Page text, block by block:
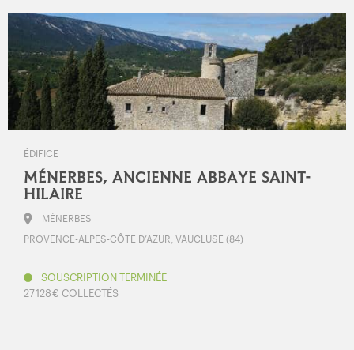
ÉDIFICE
MÉNERBES, ANCIENNE ABBAYE SAINT-
HILAIRE
MÉNERBES
PROVENCE-ALPES-CÔTE D’AZUR, VAUCLUSE (84)
SOUSCRIPTION TERMINÉE
27 128 € COLLECTÉS